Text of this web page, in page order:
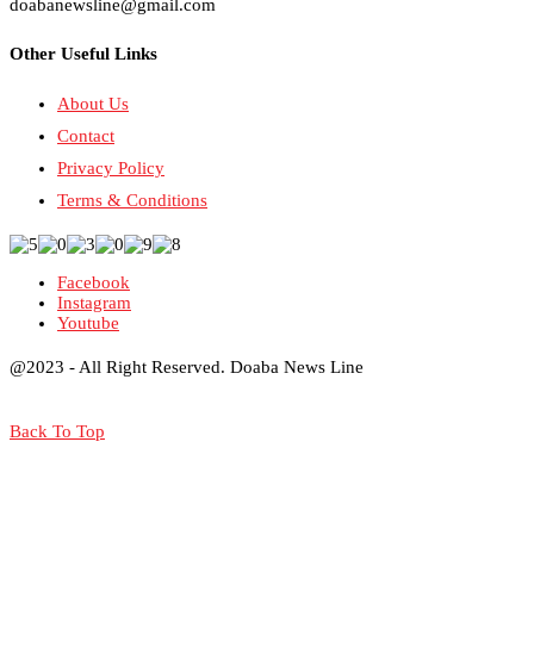
doabanewsline@gmail.com
Other Useful Links
About Us
Contact
Privacy Policy
Terms & Conditions
Facebook
Instagram
Youtube
@2023 - All Right Reserved. Doaba News Line
Back To Top